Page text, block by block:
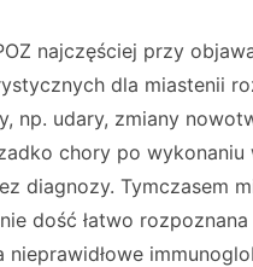
najczęściej przy
dla miastenii
np. udary, zmiany
chory po wykonaniu
diagnozy. Tymczasem
dość łatwo
nieprawidłowe